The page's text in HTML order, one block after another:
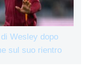
Wesley dopo
sul suo rientro